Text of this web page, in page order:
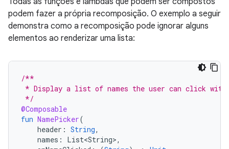
podem fazer a própria recomposição. O exemplo a seguir
demonstra como a recomposição pode ignorar alguns
elementos ao renderizar uma lista:
/**
* Display a list of names the user can click with
*/
@Composable
fun NamePicker(
header : String,
names : List<String>,